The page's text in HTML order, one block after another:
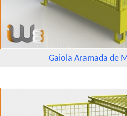
Gaiola Aramada de